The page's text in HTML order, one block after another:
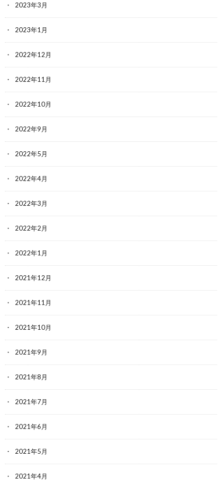
2023年3月
2023年1月
2022年12月
2022年11月
2022年10月
2022年9月
2022年5月
2022年4月
2022年3月
2022年2月
2022年1月
2021年12月
2021年11月
2021年10月
2021年9月
2021年8月
2021年7月
2021年6月
2021年5月
2021年4月